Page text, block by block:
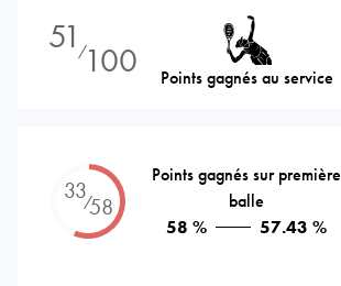
51 ⁄100 Points gagnés au service
33⁄58
Points gagnés sur première
balle
58 %
57.43 %